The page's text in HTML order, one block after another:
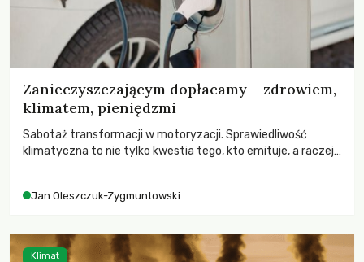
Zanieczyszczającym dopłacamy – zdrowiem,
klimatem, pieniędzmi
Sabotaż transformacji w motoryzacji. Sprawiedliwość
klimatyczna to nie tylko kwestia tego, kto emituje, a raczej
Jan Oleszczuk-Zygmuntowski
Klimat